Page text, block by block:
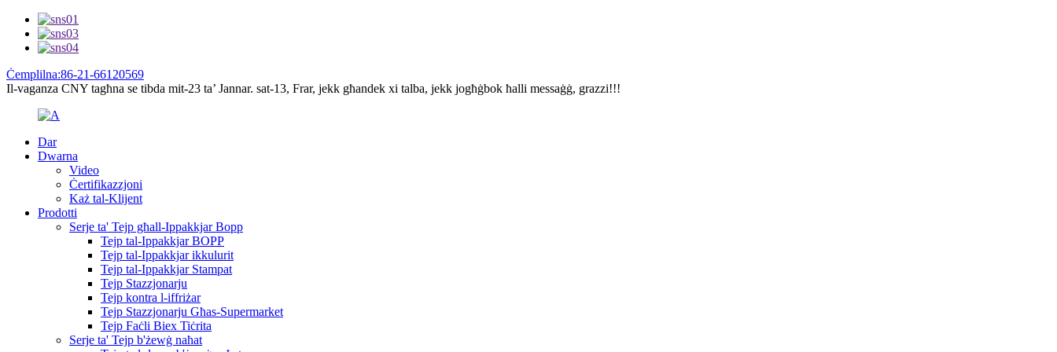
Ċemplilna:86-21-66120569
Il-vaganza CNY tagħna se tibda mit-23 ta’ Jannar. sat-13, Frar, jekk għandek xi talba, jekk jogħġbok ħalli messaġġ, grazzi!!!
Dar
Dwarna
Video
Ċertifikazzjoni
Każ tal-Klijent
Prodotti
Serje ta' Tejp għall-Ippakkjar Bopp
Tejp tal-Ippakkjar BOPP
Tejp tal-Ippakkjar ikkulurit
Tejp tal-Ippakkjar Stampat
Tejp Stazzjonarju
Tejp kontra l-iffriżar
Tejp Stazzjonarju Għas-Supermarket
Tejp Faċli Biex Tiċrita
Serje ta' Tejp b'żewġ naħat